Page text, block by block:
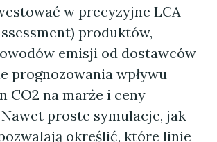
w precyzyjne LCA
produktów,
emisji od dostawców
prognozowania wpływu
CO2 na marże i ceny
proste symulacje, jak
określić, które linie